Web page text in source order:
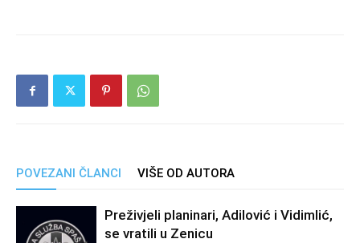
POVEZANI ČLANCI VIŠE OD AUTORA
Preživjeli planinari, Adilović i Vidimlić,
se vratili u Zenicu